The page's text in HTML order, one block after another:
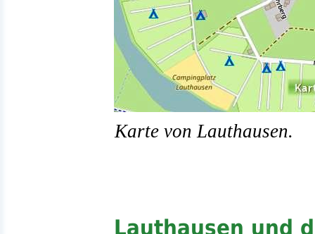
Karte von Lauthausen.
Lauthausen und